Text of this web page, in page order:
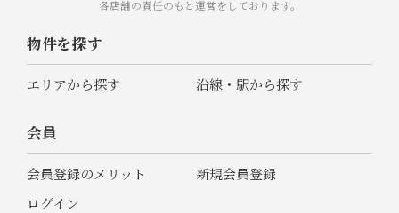
各店舗の責任のもと運営をしております。
物件を探す
エリアから探す 沿線・駅から探す
会員
会員登録のメリット
新規会員登録
ログイン